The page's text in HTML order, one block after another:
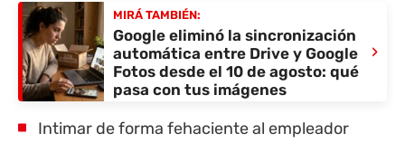
MIRÁ TAMBIÉN:
Google eliminó la sincronización
automática entre Drive y Google
Fotos desde el 10 de agosto: qué
pasa con tus imágenes
›
Intimar de forma fehaciente al empleador